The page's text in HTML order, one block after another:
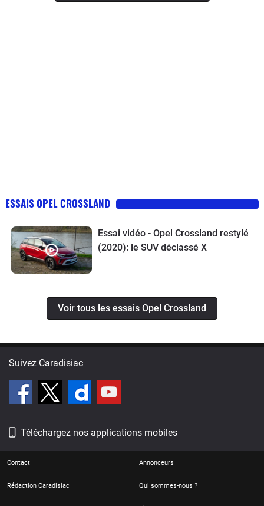
ESSAIS OPEL CROSSLAND
Essai vidéo - Opel Crossland restylé
(2020): le SUV déclassé X
Voir tous les essais Opel Crossland
Suivez Caradisiac
Téléchargez nos applications mobiles
Contact Annonceurs
Rédaction Caradisiac Qui sommes-nous ?